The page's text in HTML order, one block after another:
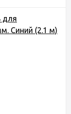
для
Синий (2.1 м)